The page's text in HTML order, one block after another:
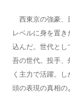
西東京の強豪、
レベルに身を置
込んだ。世代とし
吾の世代。投手、
く主力で活躍。
頭の表現の真相の